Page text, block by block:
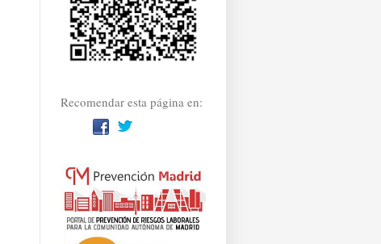
Recomendar esta página en: